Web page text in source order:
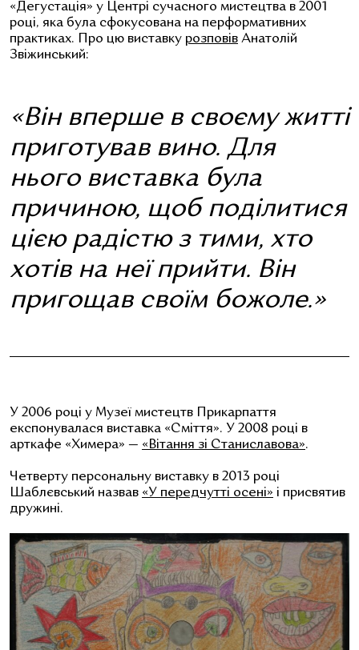
«Дегустація» у Центрі сучасного мистецтва в 2001
році, яка була сфокусована на перформативних
практиках. Про цю виставку розповів Анатолій
Звіжинський:
«Він вперше в своєму житті
приготував вино. Для
нього виставка була
причиною, щоб поділитися
цією радістю з тими, хто
хотів на неї прийти. Він
пригощав своїм божоле.»
У 2006 році у Музеї мистецтв Прикарпаття
експонувалася виставка «Сміття». У 2008 році в
арткафе «Химера» — «Вітання зі Станиславова».
Четверту персональну виставку в 2013 році
Шаблєвський назвав «У передчутті осені» і присвятив
дружині.